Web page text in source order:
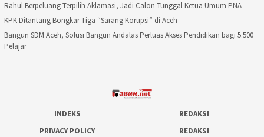
Rahul Berpeluang Terpilih Aklamasi, Jadi Calon Tunggal Ketua Umum PNA
KPK Ditantang Bongkar Tiga “Sarang Korupsi” di Aceh
Bangun SDM Aceh, Solusi Bangun Andalas Perluas Akses Pendidikan bagi 5.500
Pelajar
INDEKS
REDAKSI
PRIVACY POLICY
REDAKSI